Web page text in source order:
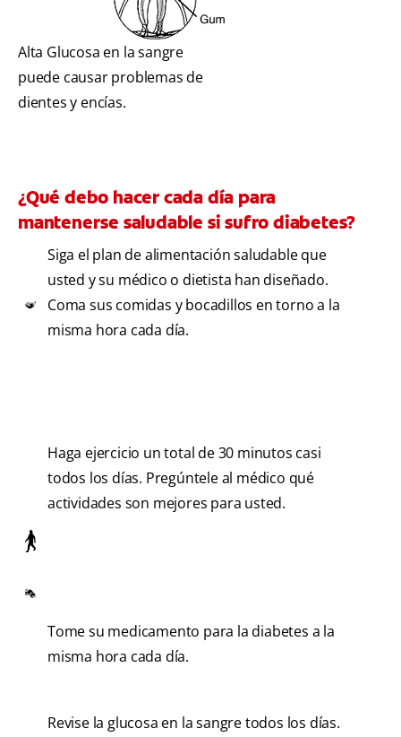
Alta Glucosa en la sangre
puede causar problemas de
dientes y encías.
¿Qué debo hacer cada día para
mantenerse saludable si sufro diabetes?
Siga el plan de alimentación saludable que
usted y su médico o dietista han diseñado.
Coma sus comidas y bocadillos en torno a la
misma hora cada día.
Haga ejercicio un total de 30 minutos casi
todos los días. Pregúntele al médico qué
actividades son mejores para usted.
Tome su medicamento para la diabetes a la
misma hora cada día.
Revise la glucosa en la sangre todos los días.